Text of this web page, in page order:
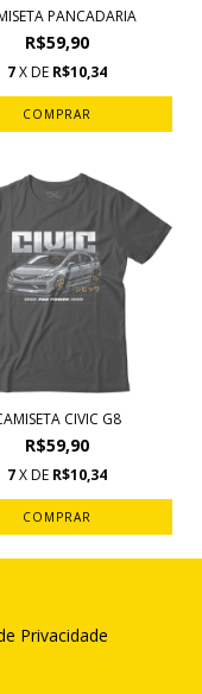
PANCADARIA
R$59,90
7X DE R$10,34
COMPRAR
CIVIC G8
R$59,90
7X DE R$10,34
COMPRAR
Privacidade